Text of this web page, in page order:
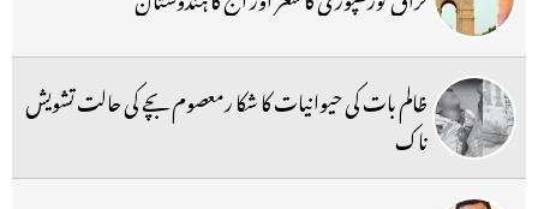
ظالم بات کی حیوانیات کا شکا رمعصوم بچے کی حالت تشویش
ناک